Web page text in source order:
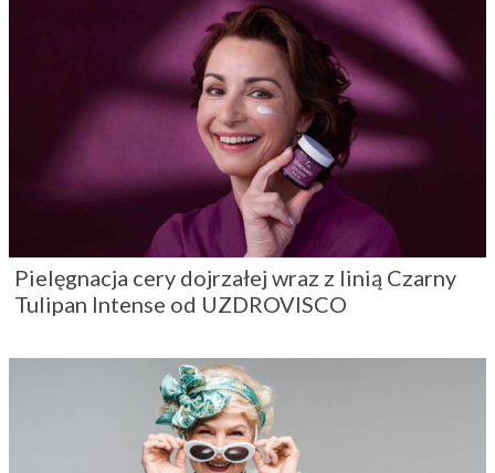
Pielęgnacja cery dojrzałej wraz z linią Czarny
Tulipan Intense od UZDROVISCO